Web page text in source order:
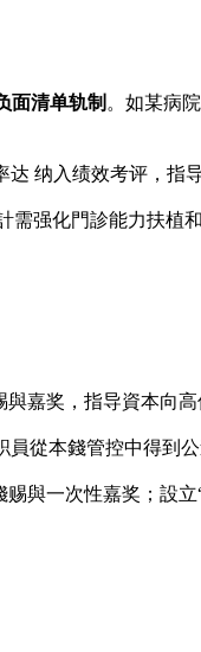
面清单轨制 。如某病
纳入绩效考评，指
需强化門診能力扶植
嘉奖，指导資本向高
從本錢管控中得到公
與一次性嘉奖；設